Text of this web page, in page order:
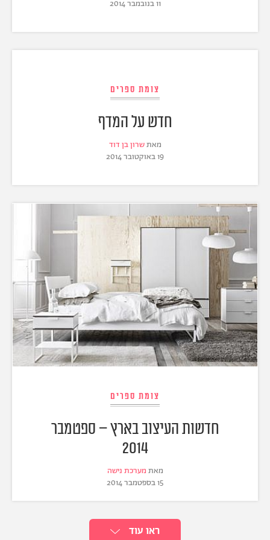
11 בנובמבר 2014
צומת ספרים
חדש על המדף
מאתשרון בן דוד
19 באוקטובר 2014
צומת ספרים
חדשות העיצוב בארץ – ספטמבר
2014
מאת מערכת נישה
15 בספטמבר 2014
ראו עוד